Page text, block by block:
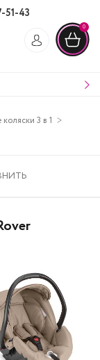
43
0
3 в 1